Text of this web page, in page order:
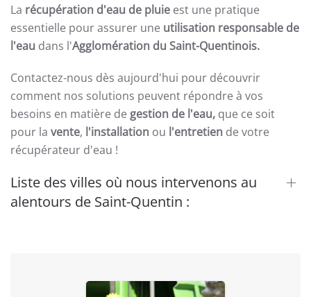
La récupération d'eau de pluie est une pratique
essentielle pour assurer une utilisation responsable de
l'eau dans l'Agglomération du Saint-Quentinois.
Contactez-nous dès aujourd'hui pour découvrir
comment nos solutions peuvent répondre à vos
besoins en matière de gestion de l'eau, que ce soit
pour la vente, l'installation ou l'entretien de votre
récupérateur d'eau !
Liste des villes où nous intervenons au
alentours de Saint-Quentin :